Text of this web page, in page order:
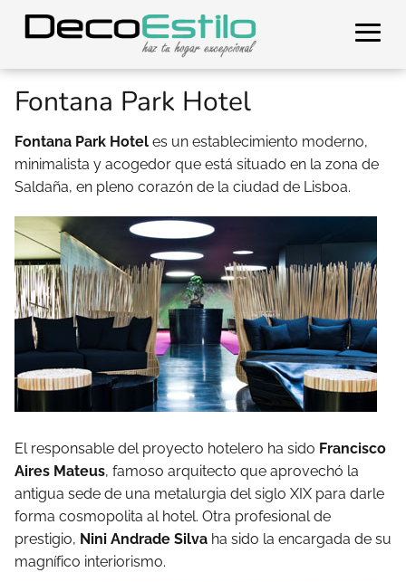
Fontana Park Hotel
Fontana Park Hotel es un establecimiento moderno,
minimalista y acogedor que está situado en la zona de
Saldaña, en pleno corazón de la ciudad de Lisboa.
El responsable del proyecto hotelero ha sido Francisco
Aires Mateus, famoso arquitecto que aprovechó la
antigua sede de una metalurgia del siglo XIX para darle
forma cosmopolita al hotel. Otra profesional de
prestigio, Nini Andrade Silva ha sido la encargada de su
magnífico interiorismo.